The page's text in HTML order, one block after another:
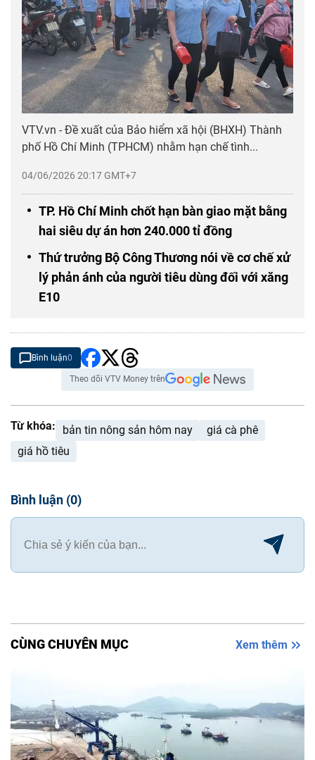
04/06/2026 20:17 GMT+7
VTV.vn - Đề xuất của Bảo hiểm xã hội (BHXH) Thành
phố Hồ Chí Minh (TPHCM) nhằm hạn chế tình...
TP. Hồ Chí Minh chốt hạn bàn giao mặt bằng
hai siêu dự án hơn 240.000 tỉ đồng
Thứ trưởng Bộ Công Thương nói về cơ chế xử
lý phản ánh của người tiêu dùng đối với xăng
E10
Bình luận0
Theo dõi VTV Money trên
Từ khóa: bản tin nông sản hôm nay
giá cà phê
giá hồ tiêu
Bình luận (0)
CÙNG CHUYÊN MỤC Xem thêm